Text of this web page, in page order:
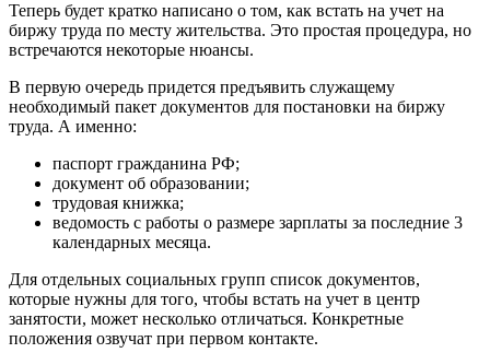
Теперь будет кратко написано о том, как встать на учет на
биржу труда по месту жительства. Это простая процедура, но
встречаются некоторые нюансы.
В первую очередь придется предъявить служащему
необходимый пакет документов для постановки на биржу
труда. А именно:
паспорт гражданина РФ;
документ об образовании;
трудовая книжка;
ведомость с работы о размере зарплаты за последние 3
календарных месяца.
Для отдельных социальных групп список документов,
которые нужны для того, чтобы встать на учет в центр
занятости, может несколько отличаться. Конкретные
положения озвучат при первом контакте.